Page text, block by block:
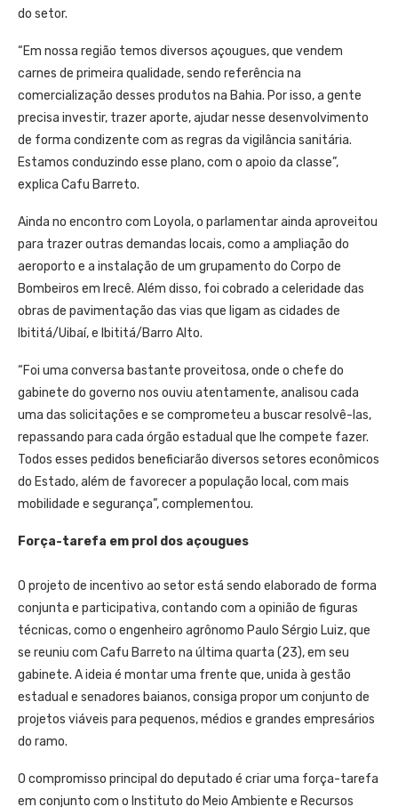
do setor.
“Em nossa região temos diversos açougues, que vendem
carnes de primeira qualidade, sendo referência na
comercialização desses produtos na Bahia. Por isso, a gente
precisa investir, trazer aporte, ajudar nesse desenvolvimento
de forma condizente com as regras da vigilância sanitária.
Estamos conduzindo esse plano, com o apoio da classe”,
explica Cafu Barreto.
Ainda no encontro com Loyola, o parlamentar ainda aproveitou
para trazer outras demandas locais, como a ampliação do
aeroporto e a instalação de um grupamento do Corpo de
Bombeiros em Irecê. Além disso, foi cobrado a celeridade das
obras de pavimentação das vias que ligam as cidades de
Ibititá/Uibaí, e Ibititá/Barro Alto.
“Foi uma conversa bastante proveitosa, onde o chefe do
gabinete do governo nos ouviu atentamente, analisou cada
uma das solicitações e se comprometeu a buscar resolvê-las,
repassando para cada órgão estadual que lhe compete fazer.
Todos esses pedidos beneficiarão diversos setores econômicos
do Estado, além de favorecer a população local, com mais
mobilidade e segurança”, complementou.
Força-tarefa em prol dos açougues
O projeto de incentivo ao setor está sendo elaborado de forma
conjunta e participativa, contando com a opinião de figuras
técnicas, como o engenheiro agrônomo Paulo Sérgio Luiz, que
se reuniu com Cafu Barreto na última quarta (23), em seu
gabinete. A ideia é montar uma frente que, unida à gestão
estadual e senadores baianos, consiga propor um conjunto de
projetos viáveis para pequenos, médios e grandes empresários
do ramo.
O compromisso principal do deputado é criar uma força-tarefa
em conjunto com o Instituto do Meio Ambiente e Recursos